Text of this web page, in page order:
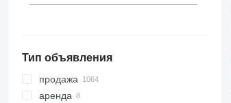
Тип объявления
продажа
аренда